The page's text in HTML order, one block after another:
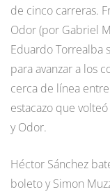
de cinco carreras.
Odor (por Gabriel
Eduardo Torrealba
para avanzar a los
cerca de línea
estacazo que
y Odor.
Héctor Sánchez
boleto y Simon